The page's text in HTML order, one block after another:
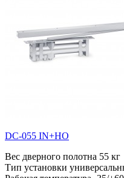
DC-055 IN+HO
Вес дверного полотна 55 кг
Тип установки